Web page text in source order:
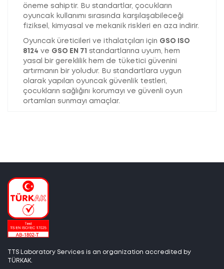
öneme sahiptir. Bu standartlar, çocukların
oyuncak kullanımı sırasında karşılaşabileceği
fiziksel, kimyasal ve mekanik riskleri en aza indirir.
Oyuncak üreticileri ve ithalatçıları için GSO ISO
8124 ve GSO EN 71
standartlarına uyum, hem
yasal bir gereklilik hem de tüketici güvenini
artırmanın bir yoludur. Bu standartlara uygun
olarak yapılan oyuncak güvenlik testleri,
çocukların sağlığını korumayı ve güvenli oyun
ortamları sunmayı amaçlar.
TTS Laboratory Services is an organization accredited by
TÜRKAK.